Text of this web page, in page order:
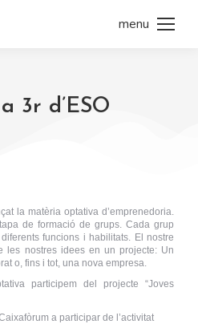
menu
3r d’ESO
la matèria optativa d’emprenedoria.
de formació de grups. Cada grup
funcions i habilitats. El nostre
les nostres idees en un projecte: Un
o, fins i tot, una nova empresa.
participem del projecte “Joves
a participar de l’activitat